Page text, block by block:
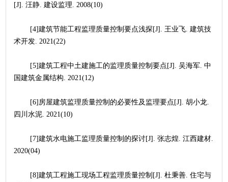
[J]. 汪静. 建设监理. 2008(10)
术开发. 2021(22)
国建筑金属结构. 2021(12)
四川水泥. 2021(10)
2020(04)